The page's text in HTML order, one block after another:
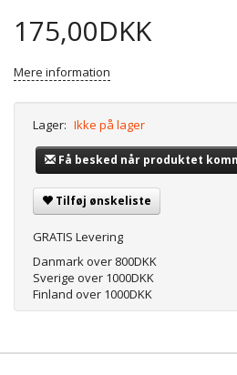
175,00DKK
Mere information
Lager: Ikke på lager
Få besked når produktet
Tilføj ønskeliste
GRATIS Levering
Danmark over 800DKK
Sverige over 1000DKK
Finland over 1000DKK